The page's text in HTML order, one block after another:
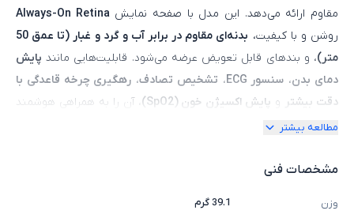
مقاوم ارائه می‌دهد. این مدل با صفحه‌ نمایشAlways-On Retina
روشن و با کیفیت،
بدنه‌ای مقاوم در برابر آب و گرد و غبار (تا عمق 50
متر)، و بندهای قابل تعویض عرضه می‌شود. قابلیت‌هایی مانند پایش
دمای بدن، سنسور ECG ، تشخیص تصادف، رهگیری چرخه قاعدگی با
دقت بیشتر و پایش اکسیژن خون (SpO2)
، آن را به همراهی هوشمند
متنوع از دیگر مزایای آن هستند. مدل استوک این ساعت، ضمن
مطالعه بیشتر
مشخصات فنی
وزن 39.1 گرم